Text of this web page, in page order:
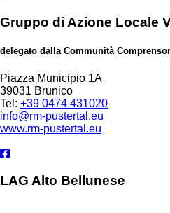
Gruppo di Azione Locale
delegato dalla Communità
Piazza Municipio 1A
39031 Brunico
Tel: +39 0474 431020
info@rm-pustertal.eu
www.rm-pustertal.eu
LAG Alto Bellunese